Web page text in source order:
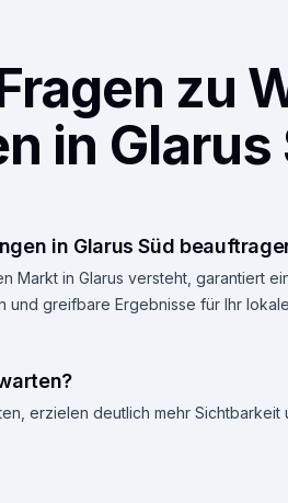
zu
in Glarus
in Glarus Süd
Markt in Glarus versteht, garantiert
und greifbare Ergebnisse für Ihr
erzielen deutlich mehr Sichtbarkeit